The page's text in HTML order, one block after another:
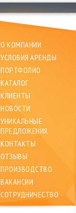
О КОМПАНИИ
УСЛОВИЯ АРЕНДЫ
ПОРТФОЛИО
КАТАЛОГ
КЛИЕНТЫ
НОВОСТИ
УНИКАЛЬНЫЕ
ПРЕДЛОЖЕНИЯ
КОНТАКТЫ
ОТЗЫВЫ
ПРОИЗВОДСТВО
ВАКАНСИИ
СОТРУДНИЧЕСТВО